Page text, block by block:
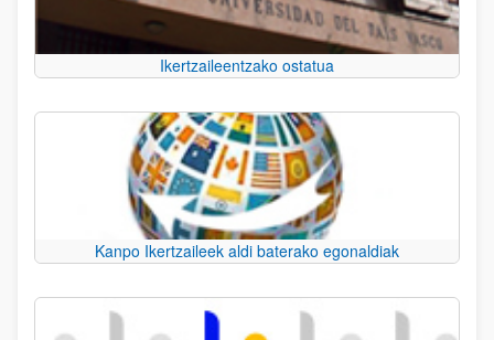
Ikertzaileentzako ostatua
Kanpo Ikertzaileek aldi baterako egonaldiak